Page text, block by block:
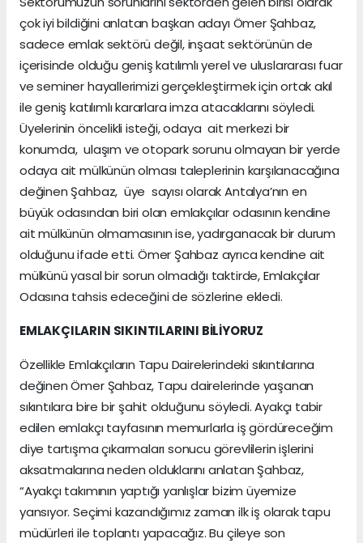
çok iyi bildiğini anlatan başkan adayı Ömer Şahbaz,
sadece emlak sektörü değil, inşaat sektörünün de
içerisinde olduğu geniş katılımlı yerel ve uluslararası fuar
ve seminer hayallerimizi gerçekleştirmek için ortak akıl
ile geniş katılımlı kararlara imza atacaklarını söyledi.
Üyelerinin öncelikli isteği, odaya ait merkezi bir
konumda, ulaşım ve otopark sorunu olmayan bir yerde
odaya ait mülkünün olması taleplerinin karşılanacağına
değinen Şahbaz, üye sayısı olarak Antalya’nın en
büyük odasından biri olan emlakçılar odasının kendine
ait mülkünün olmamasının ise, yadırganacak bir durum
olduğunu ifade etti. Ömer Şahbaz ayrıca kendine ait
mülkünü yasal bir sorun olmadığı taktirde, Emlakçılar
Odasına tahsis edeceğini de sözlerine ekledi.
EMLAKÇILARIN SIKINTILARINI BİLİYORUZ
Özellikle Emlakçıların Tapu Dairelerindeki sıkıntılarına
değinen Ömer Şahbaz, Tapu dairelerinde yaşanan
sıkıntılara bire bir şahit olduğunu söyledi. Ayakçı tabir
edilen emlakçı tayfasının memurlarla iş gördüreceğim
diye tartışma çıkarmaları sonucu görevlilerin işlerini
aksatmalarına neden olduklarını anlatan Şahbaz,
“Ayakçı takımının yaptığı yanlışlar bizim üyemize
yansıyor. Seçimi kazandığımız zaman ilk iş olarak tapu
müdürleri ile toplantı yapacağız. Bu çileye son